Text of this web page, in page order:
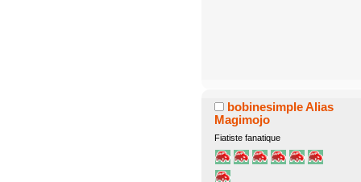
bobinesimple Alias
Magimojo
Fiatiste fanatique